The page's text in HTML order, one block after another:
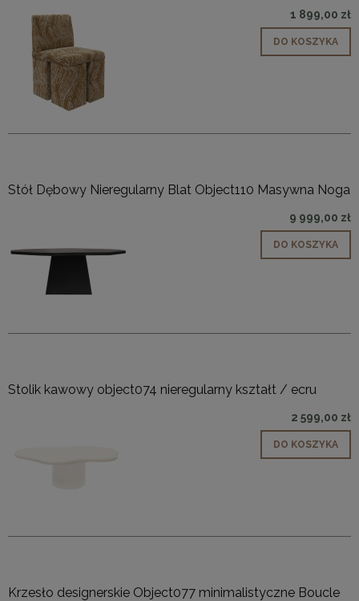
1 899,00 zł
DO KOSZYKA
Stół Dębowy Nieregularny Blat Object110 Masywna Noga
9 999,00 zł
DO KOSZYKA
Stolik kawowy object074 nieregularny kształt / ecru
2 599,00 zł
DO KOSZYKA
Krzesło designerskie Object077 minimalistyczne Boucle